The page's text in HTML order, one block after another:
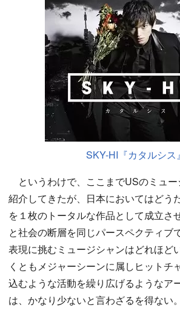
SKY-HI『カタルシス』
というわけで、ここまでUSのミュ
紹介してきたが、日本においてはどう
を１枚のトータルな作品として成立さ
と社会の断層を同じパースペクティブ
表現に挑むミュージシャンはどれほど
くともメジャーシーンに属しヒットチ
込むような活動を繰り広げるようなア
は、かなり少ないと言わざるを得ない。